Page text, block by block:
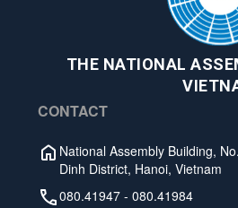
THE NATIONAL
CONTACT
National Assembly Building,
Dinh District, Hanoi, Vietnam
080.41947 - 080.41984